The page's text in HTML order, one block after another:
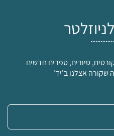
סיורים, ספרים חדשים
שקורה אצלנו ב'יד'